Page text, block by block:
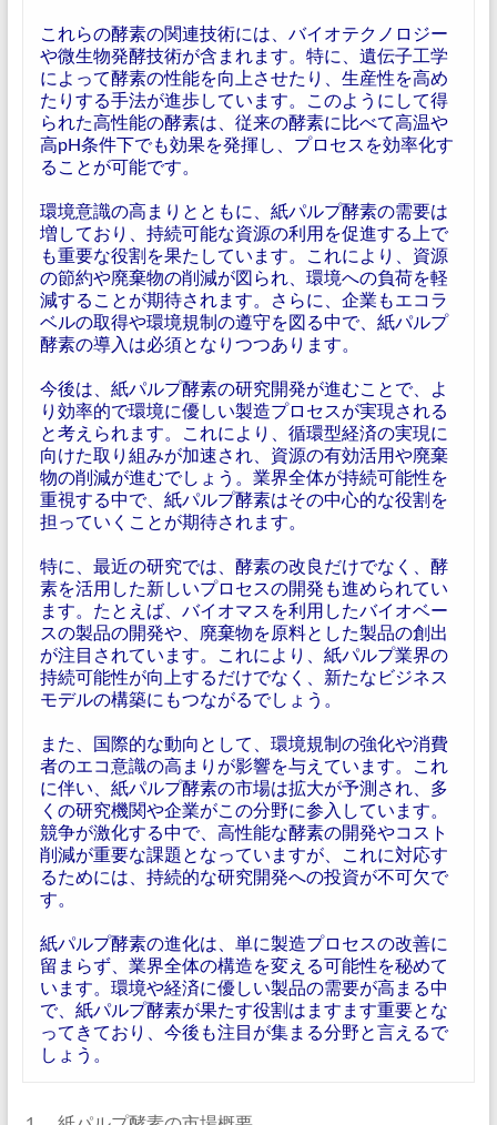
これらの酵素の関連技術には、バイオテクノロジー
や微生物発酵技術が含まれます。特に、遺伝子工学
によって酵素の性能を向上させたり、生産性を高め
たりする手法が進歩しています。このようにして得
られた高性能の酵素は、従来の酵素に比べて高温や
高pH条件下でも効果を発揮し、プロセスを効率化す
ることが可能です。
環境意識の高まりとともに、紙パルプ酵素の需要は
増しており、持続可能な資源の利用を促進する上で
も重要な役割を果たしています。これにより、資源
の節約や廃棄物の削減が図られ、環境への負荷を軽
減することが期待されます。さらに、企業もエコラ
ベルの取得や環境規制の遵守を図る中で、紙パルプ
酵素の導入は必須となりつつあります。
今後は、紙パルプ酵素の研究開発が進むことで、よ
り効率的で環境に優しい製造プロセスが実現される
と考えられます。これにより、循環型経済の実現に
向けた取り組みが加速され、資源の有効活用や廃棄
物の削減が進むでしょう。業界全体が持続可能性を
重視する中で、紙パルプ酵素はその中心的な役割を
担っていくことが期待されます。
特に、最近の研究では、酵素の改良だけでなく、酵
素を活用した新しいプロセスの開発も進められてい
ます。たとえば、バイオマスを利用したバイオベー
スの製品の開発や、廃棄物を原料とした製品の創出
が注目されています。これにより、紙パルプ業界の
持続可能性が向上するだけでなく、新たなビジネス
モデルの構築にもつながるでしょう。
また、国際的な動向として、環境規制の強化や消費
者のエコ意識の高まりが影響を与えています。これ
に伴い、紙パルプ酵素の市場は拡大が予測され、多
くの研究機関や企業がこの分野に参入しています。
競争が激化する中で、高性能な酵素の開発やコスト
削減が重要な課題となっていますが、これに対応す
るためには、持続的な研究開発への投資が不可欠で
す。
紙パルプ酵素の進化は、単に製造プロセスの改善に
留まらず、業界全体の構造を変える可能性を秘めて
います。環境や経済に優しい製品の需要が高まる中
で、紙パルプ酵素が果たす役割はますます重要とな
ってきており、今後も注目が集まる分野と言えるで
しょう。